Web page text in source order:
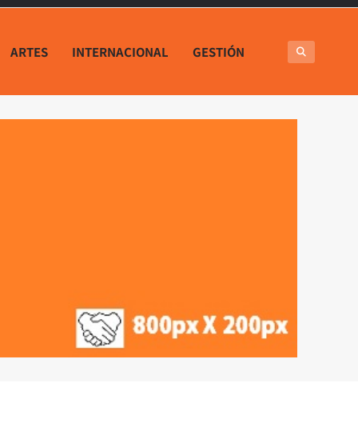
ARTES INTERNACIONAL GESTIÓN